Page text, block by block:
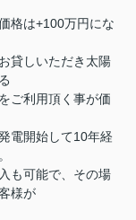
格は+100万円にな
貸しいただき太陽
ご利用頂く事が価
電開始して10年経
も可能で、その場
様が